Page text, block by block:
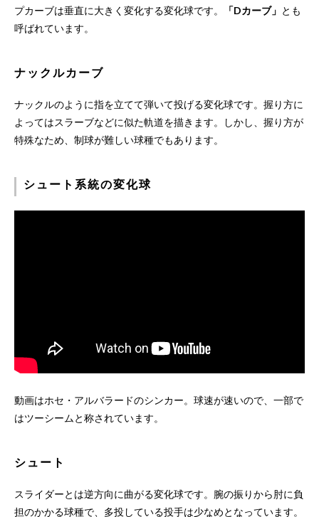
プカーブは垂直に大きく変化する変化球です。
「Dカーブ」 とも
呼ばれています。
ナックルカーブ
ナックルのように指を立てて弾いて投げる変化球です。握り方に
よってはスラーブなどに似た軌道を描きます。しかし、握り方が
特殊なため、制球が難しい球種でもあります。
シュート系統の変化球
動画はホセ・アルバラードのシンカー。球速が速いので、一部で
はツーシームと称されています。
シュート
スライダーとは逆方向に曲がる変化球です。腕の振りから肘に負
担のかかる球種で、多投している投手は少なめとなっています。